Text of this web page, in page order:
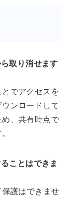
取り消せます
でアクセスを
ンロードして
、共有時点で
ことはできま
護はできませ